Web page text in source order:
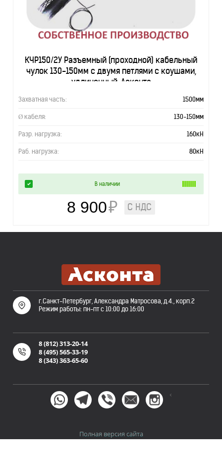
КЧР150/2У Разъемный (проходной) кабельный
чулок 130-150мм с двумя петлями с коушами,
удлиненный, Асконта
Захватная часть: 1500мм
Ø кабеля: 130-150мм
Разр. нагрузка: 160кН
Раб. нагрузка: 80кН
В наличии
8 900₽ С НДС
г.Санкт-Петербург, Александра Матросова, д.4., корп.2
Режим работы: пн-пт с 10:00 до 16:00
8 (812) 313-20-14
8 (495) 565-33-19
8 (343) 363-65-60
<
Полная версия сайта